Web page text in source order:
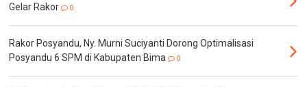
Gelar Rakor
0
Rakor Posyandu, Ny. Murni Suciyanti Dorong Optimalisasi
Posyandu 6 SPM di Kabupaten Bima
0